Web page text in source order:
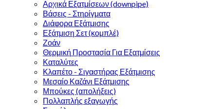
Αρχικά Εξατμίσεων (downpipe)
Βάσεις - Στηρίγματα
Διάφορα Εξάτμισης
Εξάτμιση Σετ (κομπλέ)
Ζοάν
Θερμική Προστασία Για Εξατμίσεις
Καταλύτες
Κλαπέτο - Σιγαστήρας Εξάτμισης
Μεσαίο Καζάνι Εξάτμισης
Μπούκες (απολήξεις)
Πολλαπλής εξαγωγής